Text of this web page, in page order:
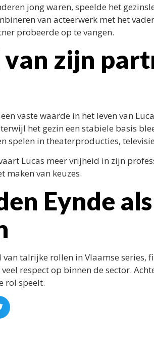
jong waren, speelde het
van acteerwerk met het
probeerde op te vangen.
zijn
vaste waarde in het leven van
het gezin een stabiele basis
spelen in theaterproducties,
Lucas meer vrijheid in zijn
van keuzes.
Eynde
van talrijke rollen in Vlaamse
respect op binnen de sector.
rol speelt.